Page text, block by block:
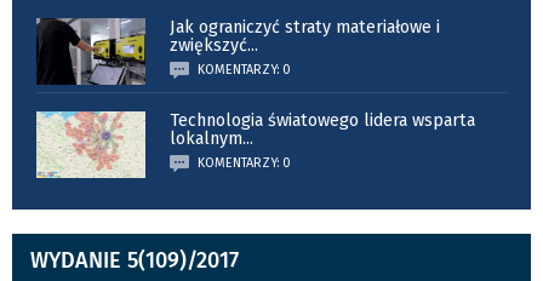
Jak ograniczyć straty materiałowe i
zwiększyć...
KOMENTARZY: 0
Technologia światowego lidera wsparta
lokalnym...
KOMENTARZY: 0
WYDANIE 5(109)/2017